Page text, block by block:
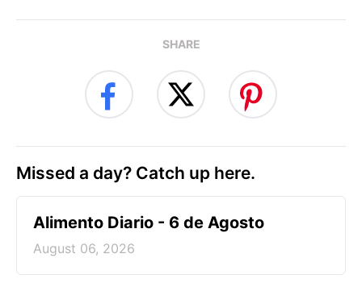
SHARE
Missed a day? Catch up here.
Alimento Diario - 6 de Agosto
August 06, 2026